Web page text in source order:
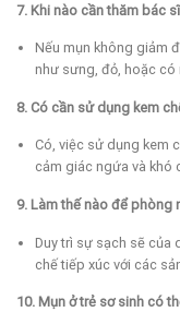
7. Khi nào cần thăm bác
Nếu mụn không giảm
như sưng, đỏ, hoặc có
8. Có cần sử dụng kem
Có, việc sử dụng kem
cảm giác ngứa và khó
9. Làm thế nào để phòng
Duy trì sự sạch sẽ của
chế tiếp xúc với các
10. Mụn ở trẻ sơ sinh có